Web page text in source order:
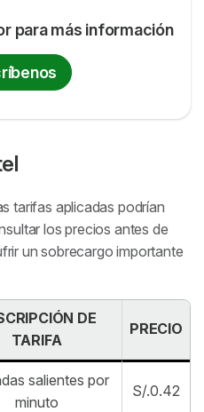
para más información
tarifas aplicadas podrían
los precios antes de
un sobrecargo importante
DE
TARIFA
PRECIO
salientes por
minuto
S/.0.42